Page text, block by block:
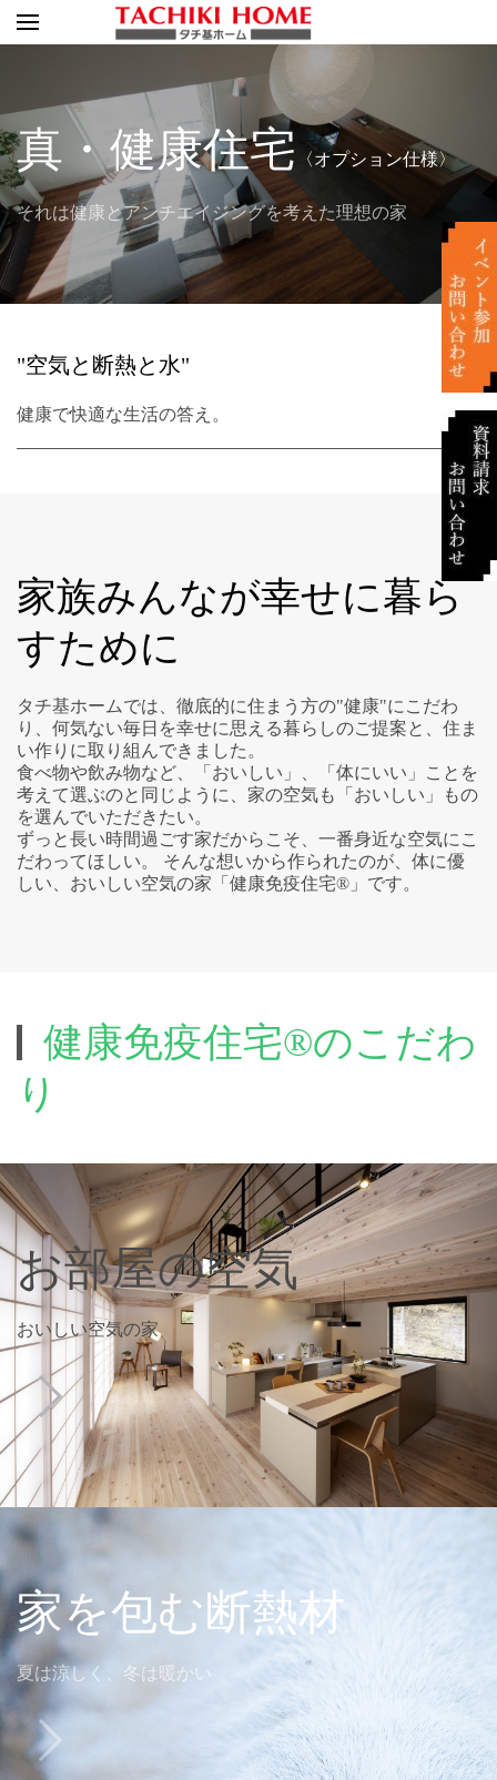
真・健康住宅 〈オプション仕様〉
それは健康とアンチエイジングを考えた理想の家
"空気と断熱と水"
健康で快適な生活の答え。
家族みんなが幸せに暮ら
すために
タチ基ホームでは、徹底的に住まう方の"健康"にこだわ
り、何気ない毎日を幸せに思える暮らしのご提案と、住ま
い作りに取り組んできました。
食べ物や飲み物など、「おいしい」、「体にいい」ことを
考えて選ぶのと同じように、家の空気も「おいしい」もの
を選んでいただきたい。
ずっと長い時間過ごす家だからこそ、一番身近な空気にこ
だわってほしい。 そんな想いから作られたのが、体に優
しい、おいしい空気の家「健康免疫住宅®」です。
健康免疫住宅®のこだわ
り
お部屋の空気
おいしい空気の家
家を包む断熱材
夏は涼しく、冬は暖かい